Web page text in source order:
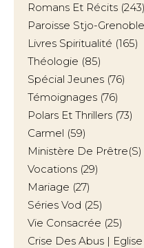
Romans Et Récits (243)
Paroisse Stjo-Grenoble
Livres Spiritualité (165)
Théologie (85)
Spécial Jeunes (76)
Témoignages (76)
Polars Et Thrillers (73)
Carmel (59)
Ministère De Prêtre(s)
Vocations (29)
Mariage (27)
Séries Vod (25)
Vie Consacrée (25)
Crise Des Abus | Eglise